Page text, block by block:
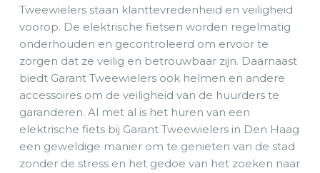
Tweewielers staan klanttevredenheid en veiligheid
voorop. De elektrische fietsen worden regelmatig
onderhouden en gecontroleerd om ervoor te
zorgen dat ze veilig en betrouwbaar zijn. Daarnaast
biedt Garant Tweewielers ook helmen en andere
accessoires om de veiligheid van de huurders te
garanderen. Al met al is het huren van een
elektrische fiets bij Garant Tweewielers in Den Haag
een geweldige manier om te genieten van de stad
zonder de stress en het gedoe van het zoeken naar